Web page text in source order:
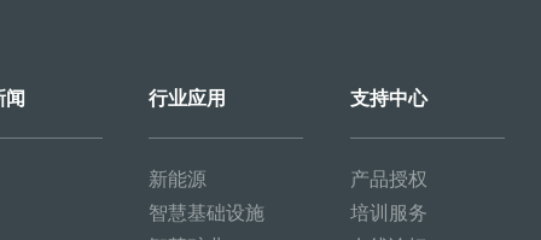
闻 行业应用
新能源
智慧基础设施
支持中心
产品授权
培训服务